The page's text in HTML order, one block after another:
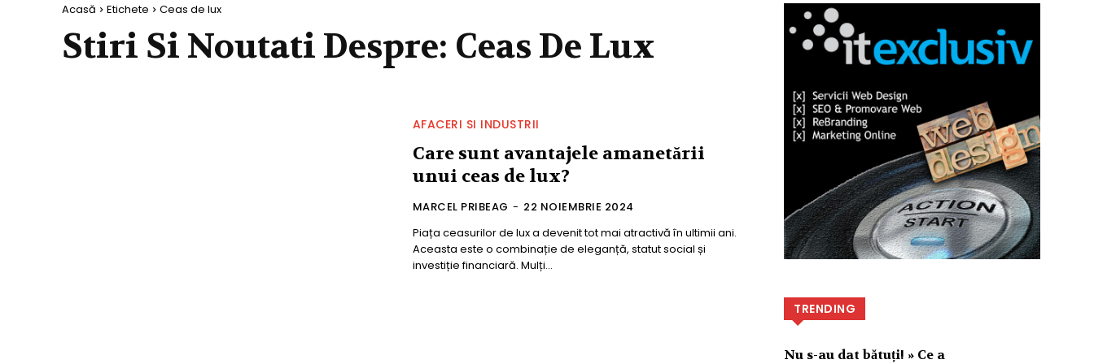
Acasă Etichete Ceas de lux
Stiri Si Noutati Despre: Ceas De Lux
AFACERI SI INDUSTRII
Care sunt avantajele amanetării
unui ceas de lux?
MARCEL PRIBEAG - 22 NOIEMBRIE 2024
Piața ceasurilor de lux a devenit tot mai atractivă în ultimii ani.
Aceasta este o combinație de eleganță, statut social și
investiție financiară. Mulți...
TRENDING
Nu s-au dat bătuți! » Ce a